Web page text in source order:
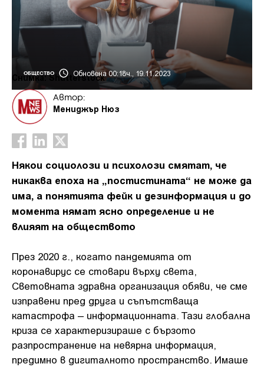
ОБЩЕСТВО Обновена 00:18ч., 19.11.2023
Снимка: Shutterstock
Автор:
Мениджър Нюз
Някои социолози и психолози смятат, че
никаква епоха на „постистината“ не може да
има, а понятията фейк и дезинформация и до
момента нямат ясно определение и не
влияят на обществото
През 2020 г., когато пандемията от
коронавирус се стовари върху света,
Световната здравна организация обяви, че сме
изправени пред друга и съпътстваща
катастрофа – информационната. Тази глобална
криза се характеризираше с бързото
разпространение на невярна информация,
предимно в дигиталното пространство. Имаше